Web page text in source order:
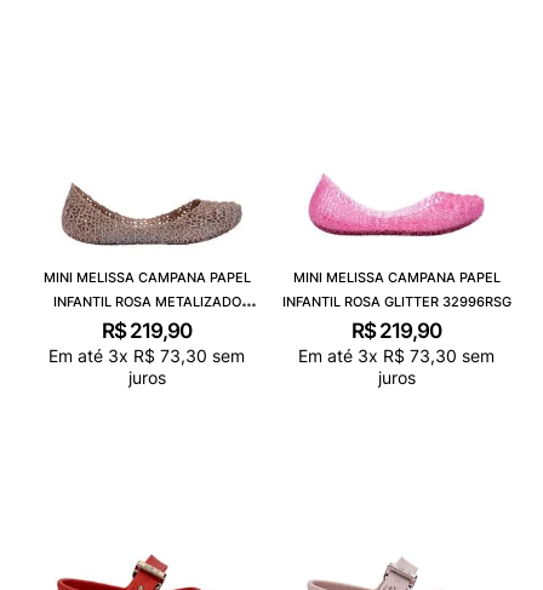
MINI MELISSA CAMPANA PAPEL
INFANTIL ROSA METALIZADO
GLITTER 32996RMG
R$ 219,90
Em até 3x R$ 73,30 sem
juros
MINI MELISSA CAMPANA PAPEL
INFANTIL ROSA GLITTER 32996RSG
R$ 219,90
Em até 3x R$ 73,30 sem
juros